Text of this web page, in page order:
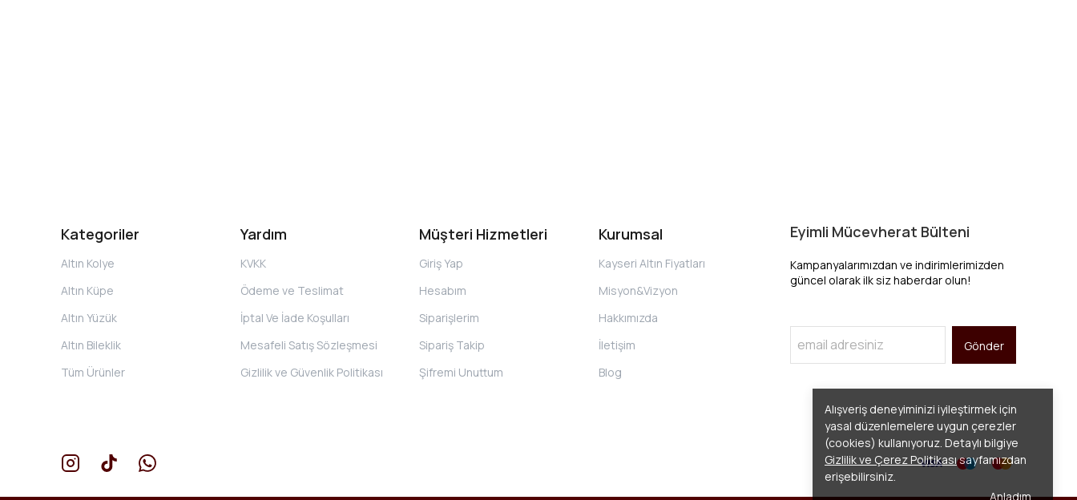
Alışveriş deneyiminizi iyileştirmek için
yasal düzenlemelere uygun çerezler
(cookies) kullanıyoruz. Detaylı bilgiye
Gizlilik ve Çerez Politikasısayfamızdan
erişebilirsiniz.
Anladım
Kategoriler
Altın Kolye
Altın Küpe
Altın Yüzük
Altın Bileklik
Tüm Ürünler
Yardım
KVKK
Ödeme ve Teslimat
İptal Ve İade Koşulları
Mesafeli Satış Sözleşmesi
Gizlilik ve Güvenlik Politikası
Müşteri Hizmetleri
Giriş Yap
Hesabım
Siparişlerim
Sipariş Takip
Şifremi Unuttum
Kurumsal
Kayseri Altın Fiyatları
Misyon&Vizyon
Hakkımızda
İletişim
Blog
Eyimli Mücevherat Bülteni
Kampanyalarımızdan ve indirimlerimizden
güncel olarak ilk siz haberdar olun!
Gönder